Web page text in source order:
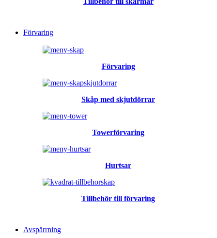
Förvaring
Förvaring
Skåp med skjutdörrar
Towerförvaring
Hurtsar
Tillbehör till förvaring
Avspärrning